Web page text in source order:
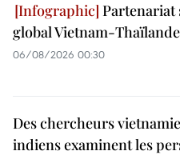
Partenariat
global Vietnam-Thaïlande
06/08/2026 00:30
Des chercheurs
indiens examinent les